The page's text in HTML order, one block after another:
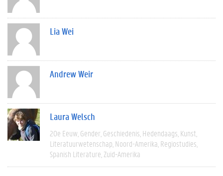
Lia Wei
Andrew Weir
Laura Welsch
20e Eeuw Gender Geschiedenis Hedendaags Kunst
Literatuurwetenschap Noord-Amerika Regiostudies
Spanish Literature Zuid-Amerika